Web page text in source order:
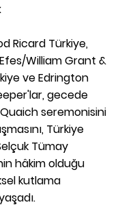
Ricard Türkiye,
William Grant &
ve Edrington
gecede
seremonisini
Türkiye
Tümay
hâkim olduğu
kutlama